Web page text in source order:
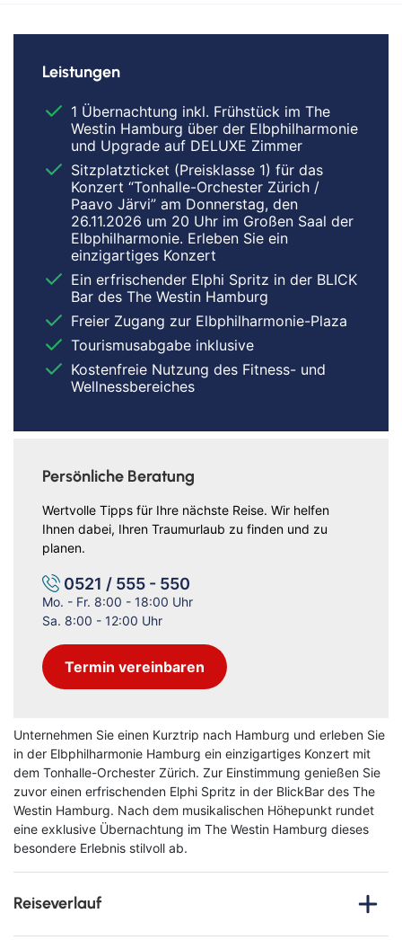
Unternehmen Sie einen Kurztrip nach Hamburg und erleben Sie
in der Elbphilharmonie Hamburg ein einzigartiges Konzert mit
dem Tonhalle-Orchester Zürich. Zur Einstimmung genießen Sie
zuvor einen erfrischenden Elphi Spritz in der BlickBar des The
Westin Hamburg. Nach dem musikalischen Höhepunkt rundet
eine exklusive Übernachtung im The Westin Hamburg dieses
besondere Erlebnis stilvoll ab.
Reiseverlauf
Leistungen
1 Übernachtung inkl. Frühstück im The
Westin Hamburg über der Elbphilharmonie
und Upgrade auf DELUXE Zimmer
Sitzplatzticket (Preisklasse 1) für das
Konzert “Tonhalle-Orchester Zürich /
Paavo Järvi” am Donnerstag, den
26.11.2026 um 20 Uhr im Großen Saal der
Elbphilharmonie. Erleben Sie ein
einzigartiges Konzert
Ein erfrischender Elphi Spritz in der BLICK
Bar des The Westin Hamburg
Freier Zugang zur Elbphilharmonie-Plaza
Tourismusabgabe inklusive
Kostenfreie Nutzung des Fitness- und
Wellnessbereiches
Persönliche Beratung
Wertvolle Tipps für Ihre nächste Reise. Wir helfen
Ihnen dabei, Ihren Traumurlaub zu finden und zu
planen.
0521 / 555 - 550
Mo. - Fr. 8:00 - 18:00 Uhr
Sa. 8:00 - 12:00 Uhr
Termin vereinbaren